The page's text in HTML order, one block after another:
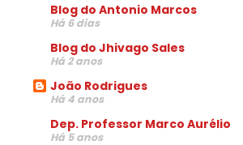
Blog do Antonio Marcos
Há 6 dias
Blog do Jhivago Sales
Há 2 anos
João Rodrigues
Há 4 anos
Dep. Professor Marco Aurélio
Há 5 anos